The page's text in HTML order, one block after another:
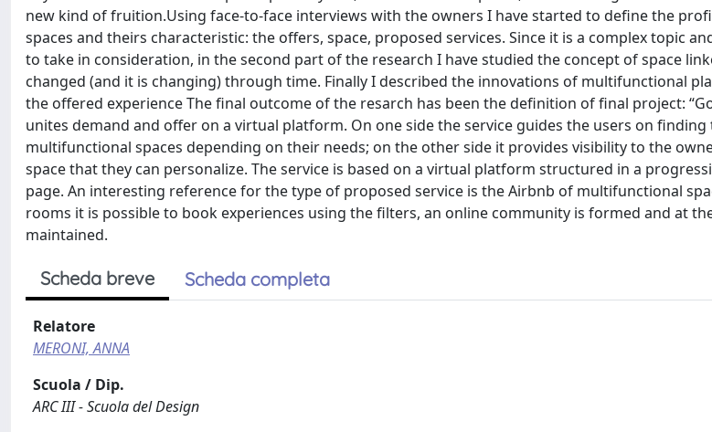
new kind of fruition.Using face-to-face interviews with the owners I have started to define the
spaces and theirs characteristic: the offers, space, proposed services. Since it is a complex topic
to take in consideration, in the second part of the research I have studied the concept of space
changed (and it is changing) through time. Finally I described the innovations of multifunctional
the offered experience The final outcome of the resarch has been the definition of final project:
unites demand and offer on a virtual platform. On one side the service guides the users on
multifunctional spaces depending on their needs; on the other side it provides visibility to the
space that they can personalize. The service is based on a virtual platform structured in a
page. An interesting reference for the type of proposed service is the Airbnb of multifunctional
rooms it is possible to book experiences using the filters, an online community is formed and at
maintained.
Scheda breve Scheda completa
Relatore
MERONI, ANNA
Scuola / Dip.
ARC III - Scuola del Design